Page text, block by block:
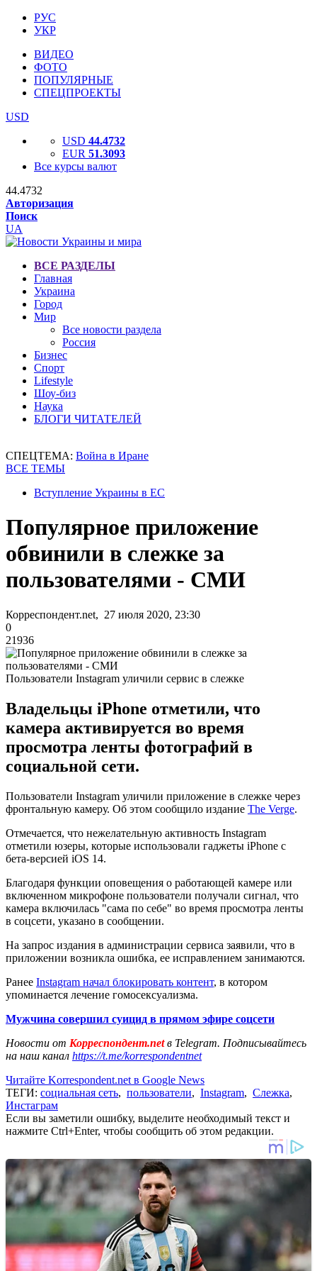
РУС
УКР
ВИДЕО
ФОТО
ПОПУЛЯРНЫЕ
СПЕЦПРОЕКТЫ
USD
USD 44.4732
EUR 51.3093
Все курсы валют
44.4732
Авторизация
Поиск
UA
ВСЕ РАЗДЕЛЫ
Главная
Украина
Город
Мир
Все новости раздела
Россия
Бизнес
Спорт
Lifestyle
Шоу-биз
Наука
БЛОГИ ЧИТАТЕЛЕЙ
СПЕЦТЕМА: Война в Иране
ВСЕ ТЕМЫ
Вступление Украины в ЕС
Популярное приложение
обвинили в слежке за
пользователями - СМИ
Корреспондент.net, 27 июля 2020, 23:30
0
21936
Пользователи Instagram уличили сервис в слежке
Владельцы iPhone отметили, что
камера активируется во время
просмотра ленты фотографий в
социальной сети.
Пользователи Instagram уличили приложение в слежке через
фронтальную камеру. Об этом сообщило издание The Verge.
Отмечается, что нежелательную активность Instagram
отметили юзеры, которые использовали гаджеты iPhone с
бета-версией iOS 14.
Благодаря функции оповещения о работающей камере или
включенном микрофоне пользователи получали сигнал, что
камера включилась "сама по себе" во время просмотра ленты
в соцсети, указано в сообщении.
На запрос издания в администрации сервиса заявили, что в
приложении возникла ошибка, ее исправлением занимаются.
Ранее Instagram начал блокировать контент, в котором
упоминается лечение гомосексуализма.
Мужчина совершил суицид в прямом эфире соцсети
Новости от Корреспондент.netв Telegram. Подписывайтесь
на наш канал https://t.me/korrespondentnet
Читайте Korrespondent.net в Google News
ТЕГИ: социальная сеть, пользователи, Instagram, Слежка,
Инстаграм
Если вы заметили ошибку, выделите необходимый текст и
нажмите Ctrl+Enter, чтобы сообщить об этом редакции.